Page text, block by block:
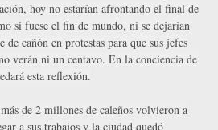
hoy no estarían afrontando el final de
si fuese el fin de mundo, ni se dejarían
de cañón en protestas para que sus jefes
verán ni un centavo. En la conciencia de
esta reflexión.
de 2 millones de caleños volvieron a
a sus trabajos y la ciudad quedó